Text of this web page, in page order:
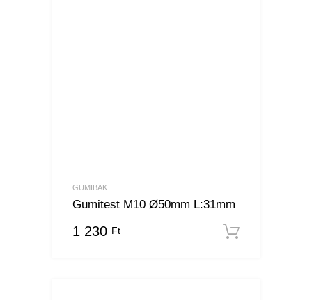
GUMIBAK
Gumitest M10 Ø50mm L:31mm
1 230 Ft